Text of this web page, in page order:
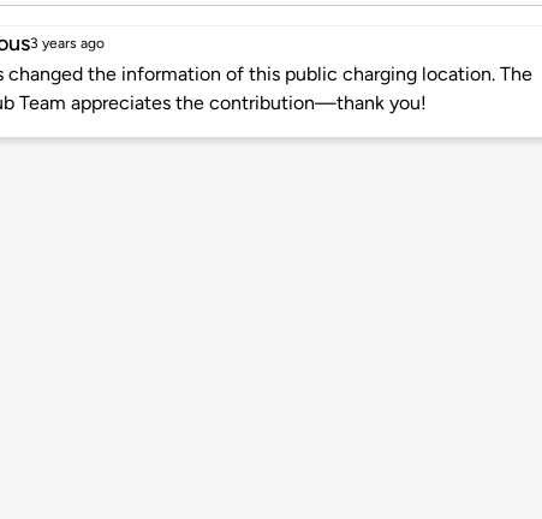
3 years ago
changed the information of this public charging location. The
Team appreciates the contribution—thank you!